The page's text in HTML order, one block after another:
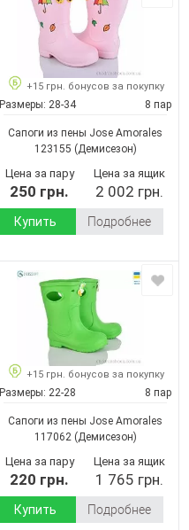
+15 грн. бонусов за покупку
Размеры: 28-34 8 пар
Сапоги из пены Jose Amorales
123155 (Демисезон)
Цена за пару
250 грн.
Цена за ящик
2 002 грн.
Купить Подробнее
+15 грн. бонусов за покупку
Размеры: 22-28 8 пар
Сапоги из пены Jose Amorales
117062(Демисезон)
Цена за пару
220 грн.
Цена за ящик
1 765 грн.
Купить Подробнее